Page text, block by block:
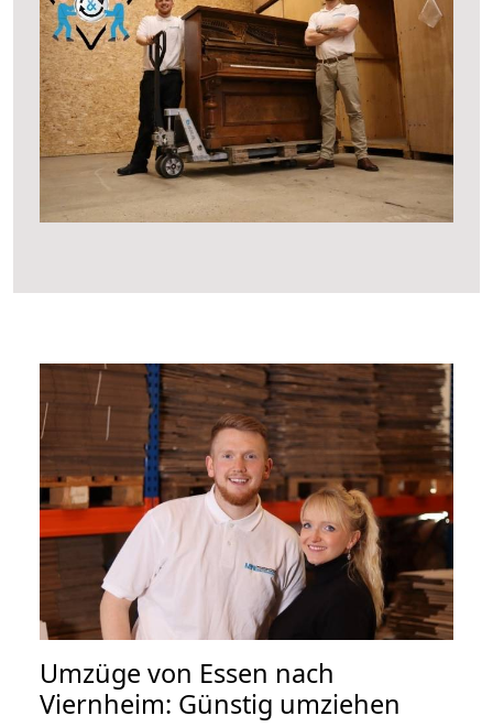
Umzüge von Essen nach
Viernheim: Günstig umziehen